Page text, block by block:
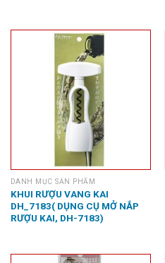
DANH MỤC SẢN PHẨM
KHUI RƯỢU VANG KAI
DH_7183( DỤNG CỤ MỞ NẮP
RƯỢU KAI, DH-7183)